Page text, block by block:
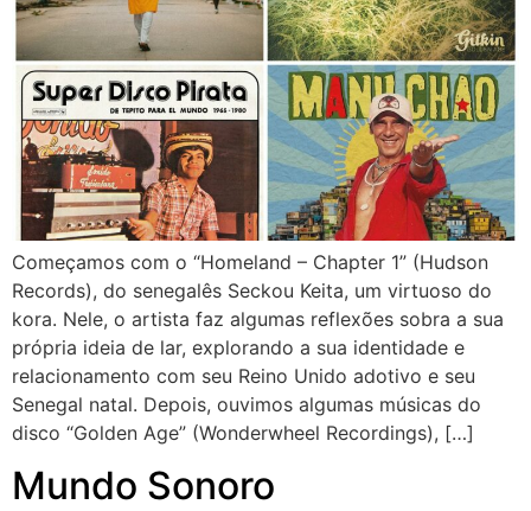
Começamos com o “Homeland – Chapter 1” (Hudson
Records), do senegalês Seckou Keita, um virtuoso do
kora. Nele, o artista faz algumas reflexões sobra a sua
própria ideia de lar, explorando a sua identidade e
relacionamento com seu Reino Unido adotivo e seu
Senegal natal. Depois, ouvimos algumas músicas do
disco “Golden Age” (Wonderwheel Recordings), […]
Mundo Sonoro